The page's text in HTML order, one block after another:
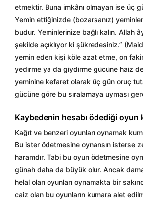
etmektir. Buna imkânı olmayan ise üç
Yemin ettiğinizde (bozarsanız)
budur. Yeminlerinize bağlı kalın. Allah
şekilde açıklıyor ki şükredesiniz.”
yemin eden kişi köle azat etme, on
yedirme ya da giydirme gücüne haiz
yeminine kefaret olarak üç gün oruç
gücüne göre bu sıralamaya uyması
Kaybedenin hesabı ödediği oyun
Kağıt ve benzeri oyunları oynamak
Bu ister ödetmesine oynansın isterse
haramdır. Tabi bu oyun ödetmesine
günah daha da büyük olur. Ancak
helal olan oyunları oynamakta bir
caiz olan bu oyunların kumara alet